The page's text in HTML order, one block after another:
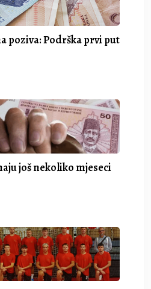
poziva: Podrška prvi put
još nekoliko mjeseci